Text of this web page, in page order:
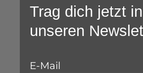
Trag dich jetzt in
unseren
E-Mail